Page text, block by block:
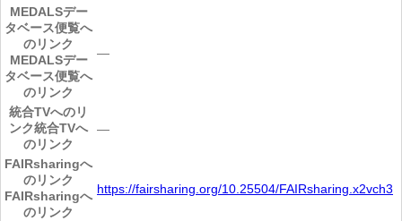
MEDALSデー
タベース便覧へ
のリンク
MEDALSデー
タベース便覧へ
のリンク
―
統合TVへのリ
ンク統合TVへ
のリンク
―
FAIRsharingへ
のリンク
FAIRsharingへ
のリンク
https://fairsharing.org/10.25504/FAIRsharing.x2vch3